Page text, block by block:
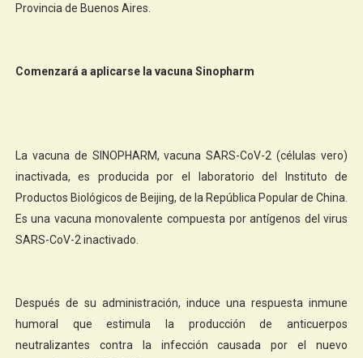
Provincia de Buenos Aires.
Comenzará a aplicarse la vacuna Sinopharm
La vacuna de SINOPHARM, vacuna SARS-CoV-2 (células vero)
inactivada, es producida por el laboratorio del Instituto de
Productos Biológicos de Beijing, de la República Popular de China.
Es una vacuna monovalente compuesta por antígenos del virus
SARS-CoV-2 inactivado.
Después de su administración, induce una respuesta inmune
humoral que estimula la producción de anticuerpos
neutralizantes contra la infección causada por el nuevo